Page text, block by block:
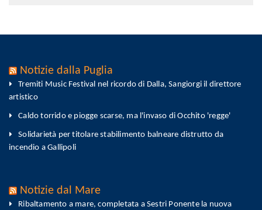
Notizie dalla Puglia
Tremiti Music Festival nel ricordo di Dalla, Sangiorgi il direttore
artistico
Caldo torrido e piogge scarse, ma l'invaso di Occhito 'regge'
Solidarietà per titolare stabilimento balneare distrutto da
incendio a Gallipoli
Notizie dal Mare
Ribaltamento a mare, completata a Sestri Ponente la nuova